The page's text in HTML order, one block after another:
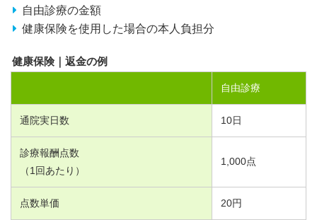
自由診療の金額
健康保険を使用した場合の本人負担分
健康保険｜返金の例
自由診療
通院実日数 10日
診療報酬点数
（1 回あたり）
1,000点
点数単価 20円